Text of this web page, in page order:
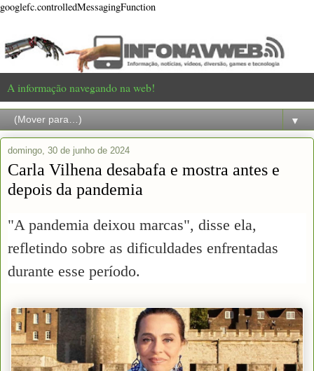
googlefc.controlledMessagingFunction
A informação navegando na web!
▼
domingo, 30 de junho de 2024
Carla Vilhena desabafa e mostra antes e
depois da pandemia
"A pandemia deixou marcas", disse ela,
refletindo sobre as dificuldades enfrentadas
durante esse período.